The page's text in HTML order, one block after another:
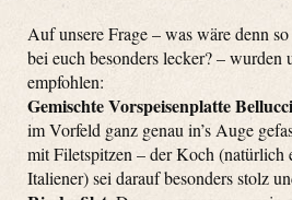
Auf unsere Frage – was wäre denn
bei euch besonders lecker? – wurden
empfohlen:
Gemischte Vorspeisenplatte
im Vorfeld ganz genau in’s Auge
mit Filetspitzen – der Koch (natürlich
Italiener) sei darauf besonders stolz